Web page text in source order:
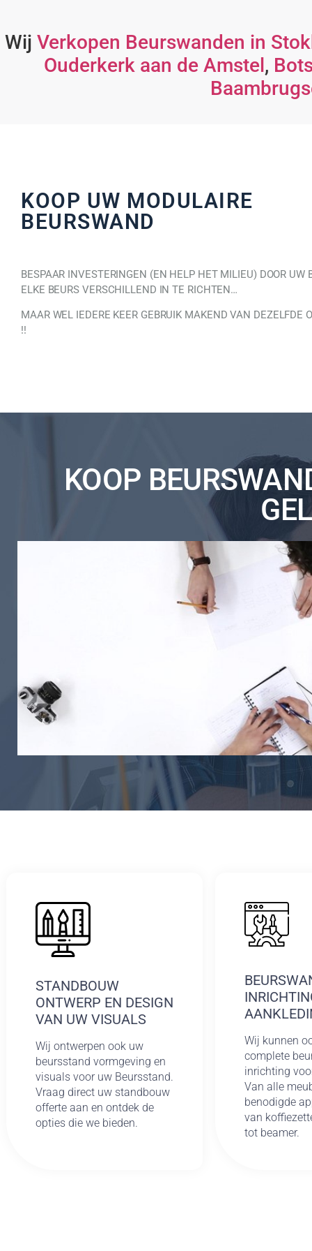
Wij Verkopen Beurswanden in
Ouderkerk aan de Amstel,
KOOP UW MODULAIRE
BEURSWAND
BESPAAR INVESTERINGEN (EN HELP HET MILIEU) DOOR UW
ELKE BEURS VERSCHILLEND IN TE RICHTEN…
MAAR WEL IEDERE KEER GEBRUIK MAKEND VAN DEZELFDE
!!
KOOP
STANDBOUW
ONTWERP EN DESIGN
VAN UW VISUALS
Wij ontwerpen ook uw
beursstand vormgeving en
visuals voor uw Beursstand.
Vraag direct uw standbouw
offerte aan en ontdek de
opties die we bieden.
Wij kunnen
complete
inrichting
Van alle
benodigde
van
tot beamer.